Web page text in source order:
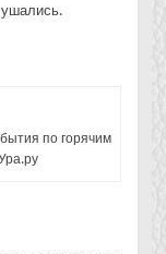
по горячим